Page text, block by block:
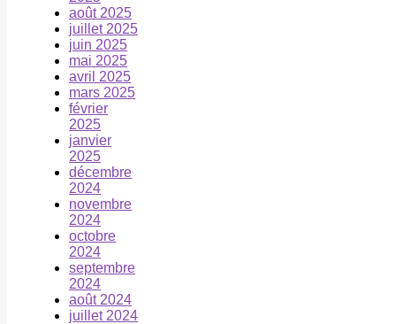
août 2025
juillet 2025
juin 2025
mai 2025
avril 2025
mars 2025
février
2025
janvier
2025
décembre
2024
novembre
2024
octobre
2024
septembre
2024
août 2024
juillet 2024